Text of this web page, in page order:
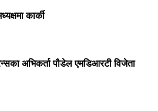
कार्की
अभिकर्ता पौडेल एमडिआरटी विजेता